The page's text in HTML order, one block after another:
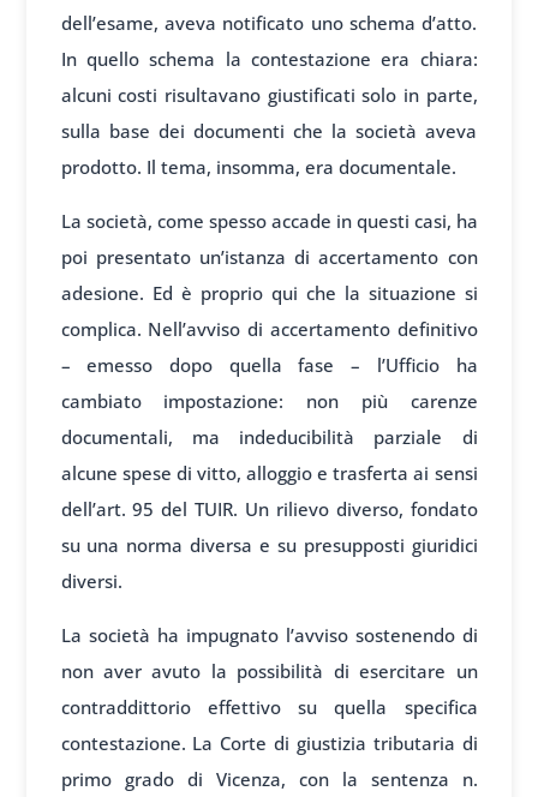
dell’esame, aveva notificato uno schema d’atto.
In quello schema la contestazione era chiara:
alcuni costi risultavano giustificati solo in parte,
sulla base dei documenti che la società aveva
prodotto. Il tema, insomma, era documentale.
La società, come spesso accade in questi casi, ha
poi presentato un’istanza di accertamento con
adesione. Ed è proprio qui che la situazione si
complica. Nell’avviso di accertamento definitivo
– emesso dopo quella fase – l’Ufficio ha
cambiato impostazione: non più carenze
documentali, ma indeducibilità parziale di
alcune spese di vitto, alloggio e trasferta ai sensi
dell’art. 95 del TUIR. Un rilievo diverso, fondato
su una norma diversa e su presupposti giuridici
diversi.
La società ha impugnato l’avviso sostenendo di
non aver avuto la possibilità di esercitare un
contraddittorio effettivo su quella specifica
contestazione. La Corte di giustizia tributaria di
primo grado di Vicenza, con la sentenza n.